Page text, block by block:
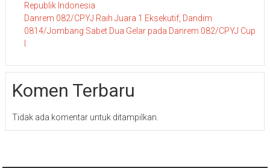
Republik Indonesia
Danrem 082/CPYJ Raih Juara 1 Eksekutif, Dandim
0814/Jombang Sabet Dua Gelar pada Danrem 082/CPYJ Cup
Komen Terbaru
Tidak ada komentar untuk ditampilkan.